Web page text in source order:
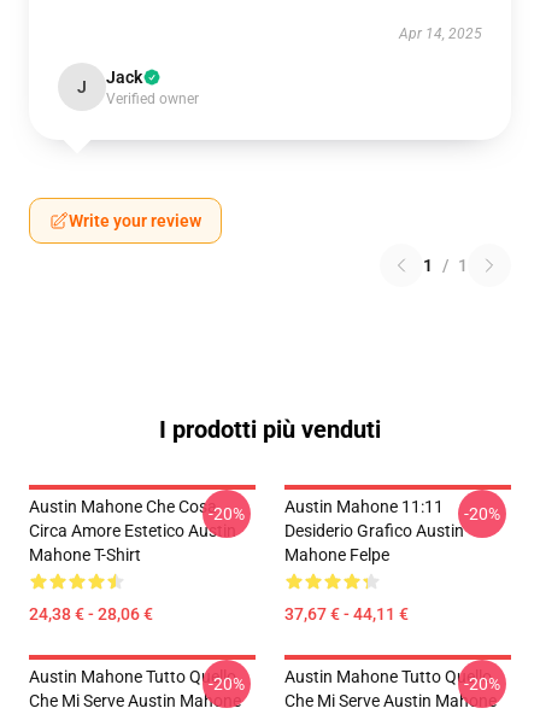
Apr 14, 2025
J Jack
Verified owner
Write your review
1 / 1
I prodotti più venduti
Austin Mahone Che Cosa
Circa Amore Estetico Austin
Mahone T-Shirt
24,38 € - 28,06 €
-20%
Austin Mahone 11:11
Desiderio Grafico Austin
Mahone Felpe
37,67 € - 44,11 €
-20%
Austin Mahone Tutto Quello
Che Mi Serve Austin Mahone
-20%
Austin Mahone Tutto Quello
Che Mi Serve Austin Mahone
-20%